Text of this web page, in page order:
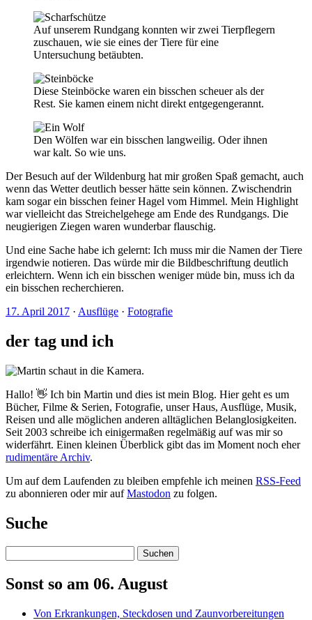
Auf unserem Rundgang konnten wir zwei Tierpflegern
zuschauen, wie sie eines der Tiere für eine
Untersuchung betäubten.
Diese Steinböcke waren ein bisschen scheuer als der
Rest. Sie kamen einem nicht direkt entgegengerannt.
Den Wölfen war ein bisschen langweilig. Oder ihnen
war kalt. So wie uns.
Der Besuch auf der Wildenburg hat mir großen Spaß gemacht, auch
wenn das Wetter deutlich besser hätte sein können. Zwischendrin
kam sogar ein bisschen feiner Hagel vom Himmel. Mein Highlight
war vielleicht das Streichelgehege am Ende des Rundgangs. Die
neugierigen Ziegen waren wunderbar flauschig.
Und eine Sache habe ich gelernt: Ich muss mir die Namen der Tiere
irgendwie notieren. Das würde mir die Bildbeschriftung deutlich
erleichtern. Wenn ich ein bisschen weniger müde bin, muss ich da
ein bisschen recherchieren.
17. April 2017 · Ausflüge · Fotografie
der tag und ich
Hallo! 👋 Ich bin Martin und dies ist mein Blog. Hier geht es um
Bücher, Filme & Serien, Fotografie, unser Haus, Ausflüge, Musik,
Reisen und alle möglichen anderen alltäglichen Belanglosigkeiten.
Seit 2003 schreibe ich einigermaßen regelmäßig auf was mir so
widerfährt. Einen kleinen Überblick gibt das im Moment noch eher
rudimentäre Archiv.
Um auf dem Laufenden zu bleiben empfehle ich meinen RSS-Feed
zu abonnieren oder mir aufMastodon zu folgen.
Suche
Suchen
Sonst so am 06. August
Von Erkrankungen, Steckdosen und Zaunvorbereitungen